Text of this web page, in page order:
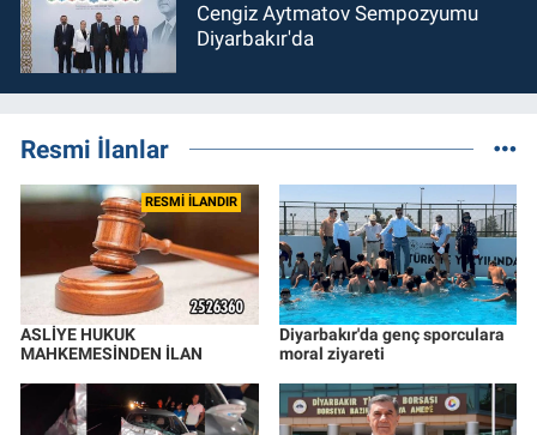
Cengiz Aytmatov Sempozyumu
Diyarbakır'da
Resmi İlanlar
RESMİ İLANDIR
ASLİYE HUKUK
MAHKEMESİNDEN İLAN
Diyarbakır'da genç sporculara
moral ziyareti